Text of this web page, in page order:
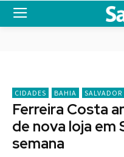
CIDADES BAHIA SALVADOR
Ferreira Costa
de nova loja em
semana